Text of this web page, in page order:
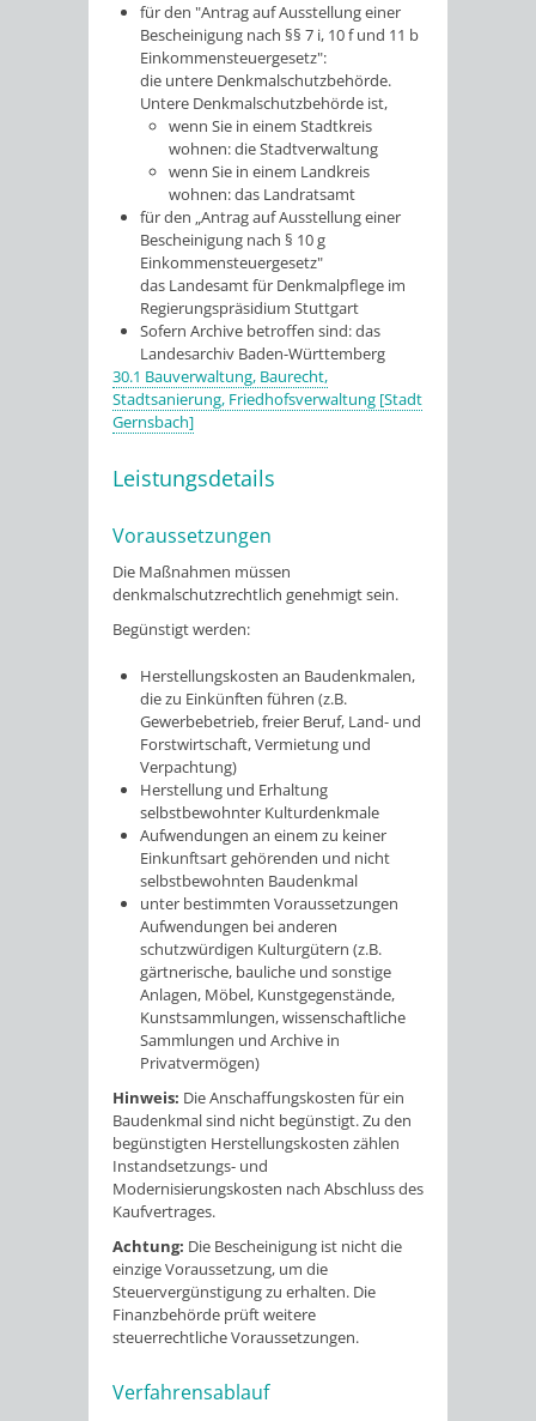
für den "Antrag auf Ausstellung einer
Bescheinigung nach §§ 7 i, 10 f und 11 b
Einkommensteuergesetz":
die untere Denkmalschutzbehörde.
Untere Denkmalschutzbehörde ist,
wenn Sie in einem Stadtkreis
wohnen: die Stadtverwaltung
wenn Sie in einem Landkreis
wohnen: das Landratsamt
für den „Antrag auf Ausstellung einer
Bescheinigung nach § 10 g
Einkommensteuergesetz"
das Landesamt für Denkmalpflege im
Regierungspräsidium Stuttgart
Sofern Archive betroffen sind: das
Landesarchiv Baden-Württemberg
30.1 Bauverwaltung, Baurecht,
Stadtsanierung, Friedhofsverwaltung [Stadt
Gernsbach]
Leistungsdetails
Voraussetzungen
Die Maßnahmen müssen
denkmalschutzrechtlich genehmigt sein.
Begünstigt werden:
Herstellungskosten an Baudenkmalen,
die zu Einkünften führen (z.B.
Gewerbebetrieb, freier Beruf, Land- und
Forstwirtschaft, Vermietung und
Verpachtung)
Herstellung und Erhaltung
selbstbewohnter Kulturdenkmale
Aufwendungen an einem zu keiner
Einkunftsart gehörenden und nicht
selbstbewohnten Baudenkmal
unter bestimmten Voraussetzungen
Aufwendungen bei anderen
schutzwürdigen Kulturgütern (z.B.
gärtnerische, bauliche und sonstige
Anlagen, Möbel, Kunstgegenstände,
Kunstsammlungen, wissenschaftliche
Sammlungen und Archive in
Privatvermögen)
Hinweis: Die Anschaffungskosten für ein
Baudenkmal sind nicht begünstigt. Zu den
begünstigten Herstellungskosten zählen
Instandsetzungs- und
Modernisierungskosten nach Abschluss des
Kaufvertrages.
Achtung: Die Bescheinigung ist nicht die
einzige Voraussetzung, um die
Steuervergünstigung zu erhalten. Die
Finanzbehörde prüft weitere
steuerrechtliche Voraussetzungen.
Verfahrensablauf